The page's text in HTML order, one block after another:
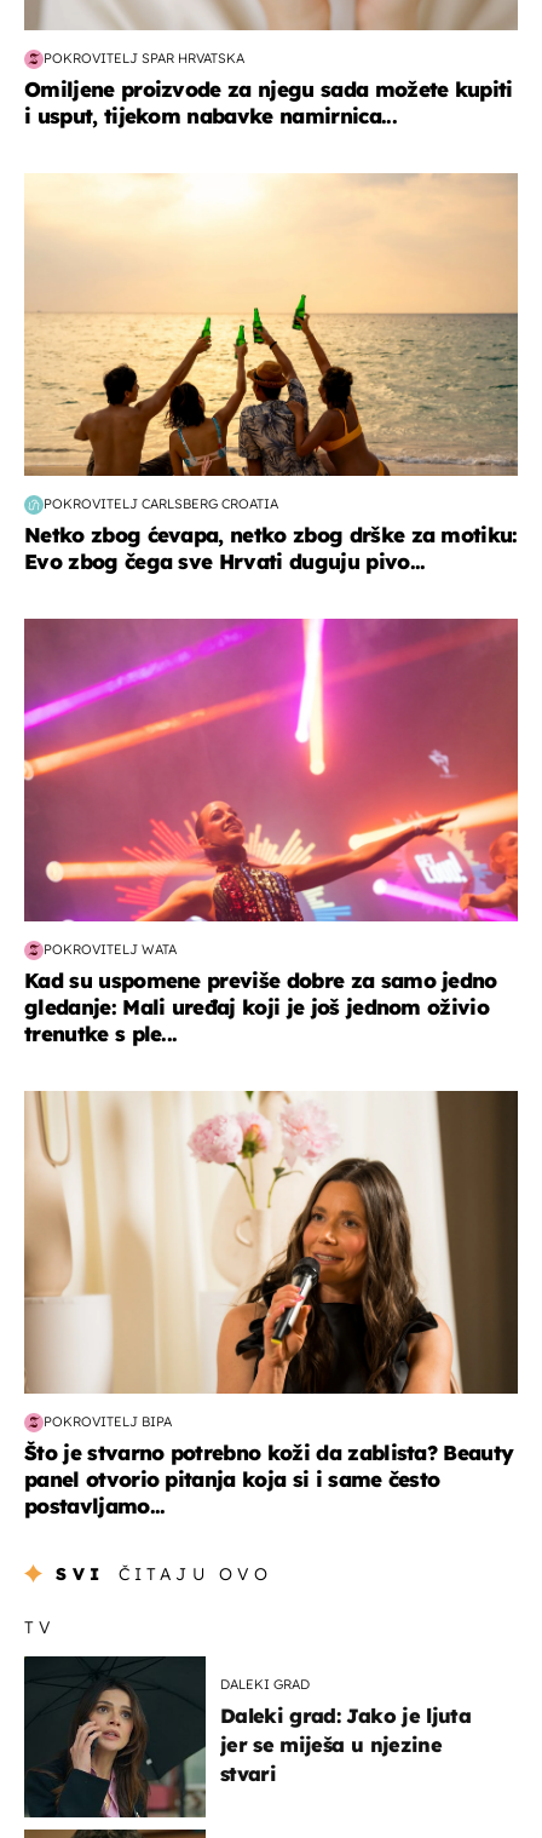
POKROVITELJ SPAR HRVATSKA
Omiljene proizvode za njegu sada možete kupiti
i usput, tijekom nabavke namirnica...
POKROVITELJ CARLSBERG CROATIA
Netko zbog ćevapa, netko zbog drške za motiku:
Evo zbog čega sve Hrvati duguju pivo...
POKROVITELJ WATA
Kad su uspomene previše dobre za samo jedno
gledanje: Mali uređaj koji je još jednom oživio
trenutke s ple...
moda & ljepota
POKROVITELJ BIPA
Što je stvarno potrebno koži da zablista? Beauty
panel otvorio pitanja koja si i same često
postavljamo...
SVI ČITAJU OVO
TV
DALEKI GRAD
Daleki grad: Jako je ljuta
jer se miješa u njezine
stvari